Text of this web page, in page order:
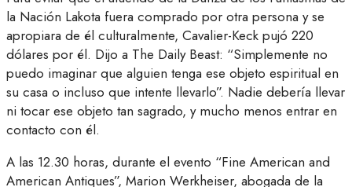
la Nación Lakota fuera comprado por otra persona y se
apropiara de él culturalmente, Cavalier-Keck pujó 220
dólares por él. Dijo a The Daily Beast: “Simplemente no
puedo imaginar que alguien tenga ese objeto espiritual en
su casa o incluso que intente llevarlo”. Nadie debería llevar
ni tocar ese objeto tan sagrado, y mucho menos entrar en
contacto con él.
A las 12.30 horas, durante el evento “Fine American and
American Antiques”, Marion Werkheiser, abogada de la